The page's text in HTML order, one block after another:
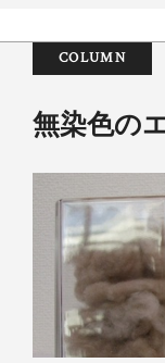
COLUMN
無染色の